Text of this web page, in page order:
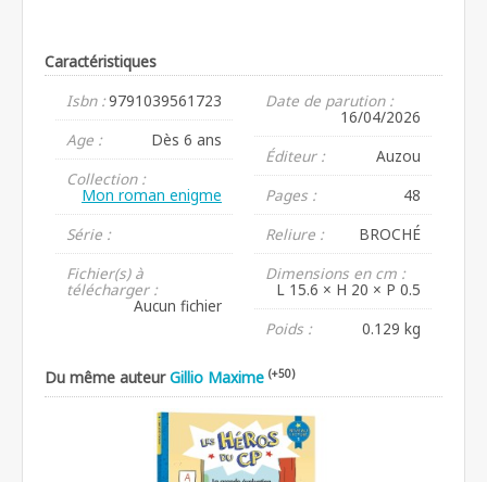
Caractéristiques
Isbn :9791039561723
Age :
Dès 6 ans
Collection :
Mon roman enigme
Série :
Fichier(s) à
télécharger :
Aucun fichier
Date de parution :
16/04/2026
Éditeur :
Auzou
Pages :
48
Reliure :
BROCHÉ
Dimensions en cm :
L 15.6 × H 20 × P 0.5
Poids :
0.129 kg
Du même auteurGillio Maxime (+50)